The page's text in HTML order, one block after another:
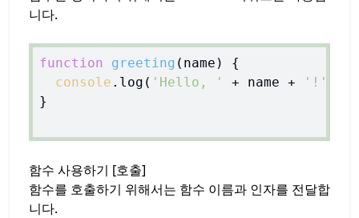
니다.
function greeting ( name ) {
console .log( 'Hello, ' + name + '!'
}
함수 사용하기 [호출]
함수를 호출하기 위해서는 함수 이름과 인자를 전달합
니다.